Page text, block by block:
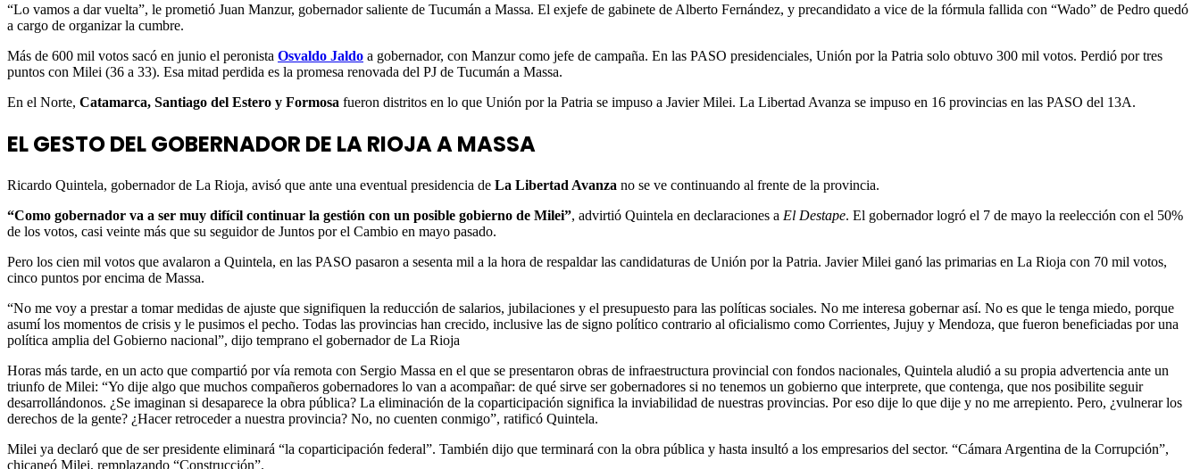
“Lo vamos a dar vuelta”, le prometió Juan Manzur, gobernador saliente de Tucumán a Massa. El exjefe de gabinete de Alberto Fernández, y precandidato a vice de la fórmula fallida con “Wado” de Pedro quedó
a cargo de organizar la cumbre.
Más de 600 mil votos sacó en junio el peronista Osvaldo Jaldo a gobernador, con Manzur como jefe de campaña. En las PASO presidenciales, Unión por la Patria solo obtuvo 300 mil votos. Perdió por tres
puntos con Milei (36 a 33). Esa mitad perdida es la promesa renovada del PJ de Tucumán a Massa.
En el Norte, Catamarca, Santiago del Estero y Formosa fueron distritos en lo que Unión por la Patria se impuso a Javier Milei. La Libertad Avanza se impuso en 16 provincias en las PASO del 13A.
EL GESTO DEL GOBERNADOR DE LA RIOJA A MASSA
Ricardo Quintela, gobernador de La Rioja, avisó que ante una eventual presidencia de La Libertad Avanza no se ve continuando al frente de la provincia.
“Como gobernador va a ser muy difícil continuar la gestión con un posible gobierno de Milei”, advirtió Quintela en declaraciones a El Destape. El gobernador logró el 7 de mayo la reelección con el 50%
de los votos, casi veinte más que su seguidor de Juntos por el Cambio en mayo pasado.
Pero los cien mil votos que avalaron a Quintela, en las PASO pasaron a sesenta mil a la hora de respaldar las candidaturas de Unión por la Patria. Javier Milei ganó las primarias en La Rioja con 70 mil votos,
cinco puntos por encima de Massa.
“No me voy a prestar a tomar medidas de ajuste que signifiquen la reducción de salarios, jubilaciones y el presupuesto para las políticas sociales. No me interesa gobernar así. No es que le tenga miedo, porque
asumí los momentos de crisis y le pusimos el pecho. Todas las provincias han crecido, inclusive las de signo político contrario al oficialismo como Corrientes, Jujuy y Mendoza, que fueron beneficiadas por una
política amplia del Gobierno nacional”, dijo temprano el gobernador de La Rioja
Horas más tarde, en un acto que compartió por vía remota con Sergio Massa en el que se presentaron obras de infraestructura provincial con fondos nacionales, Quintela aludió a su propia advertencia ante un
triunfo de Milei: “Yo dije algo que muchos compañeros gobernadores lo van a acompañar: de qué sirve ser gobernadores si no tenemos un gobierno que interprete, que contenga, que nos posibilite seguir
desarrollándonos. ¿Se imaginan si desaparece la obra pública? La eliminación de la coparticipación significa la inviabilidad de nuestras provincias. Por eso dije lo que dije y no me arrepiento. Pero, ¿vulnerar los
derechos de la gente? ¿Hacer retroceder a nuestra provincia? No, no cuenten conmigo”, ratificó Quintela.
Milei ya declaró que de ser presidente eliminará “la coparticipación federal”. También dijo que terminará con la obra pública y hasta insultó a los empresarios del sector. “Cámara Argentina de la Corrupción”,
chicaneó Milei, remplazando “Construcción”.